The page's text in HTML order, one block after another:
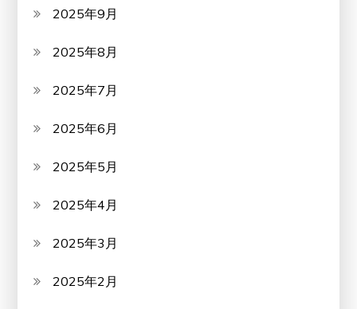
2025年9月
2025年8月
2025年7月
2025年6月
2025年5月
2025年4月
2025年3月
2025年2月